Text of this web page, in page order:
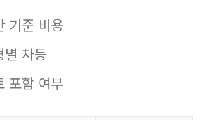
기준 비용
별 차등
포함 여부